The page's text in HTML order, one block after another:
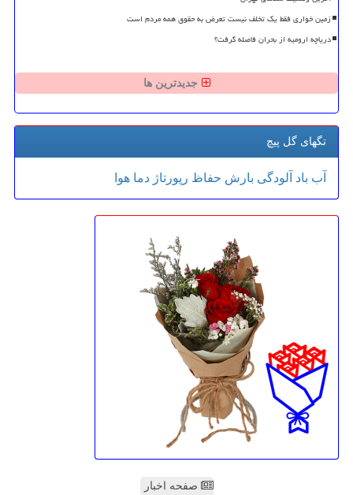
زمین خواری فقط یک تخلف نیست تعرض به حقوق همه مردم است
دریاچه ارومیه از بحران فاصله گرفت؟
جدیدترین ها
تگهای گل پیچ
آب باد آلودگی بارش حفاظ رپورتاژ دما هوا
صفحه اخبار